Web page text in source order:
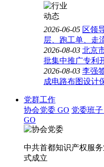
2026-06-05 区领
层、跑工单、走
2026-08-03 北京
批集中推广专利
2026-08-03 李强
成电路布图设计
党群工作
协会党委 GO 党委班子
GO
中共首都知识产权服
式成立